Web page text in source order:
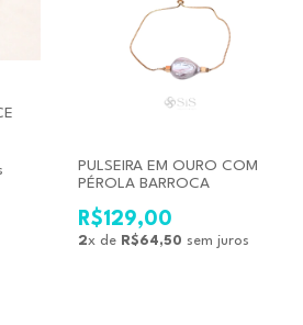
PULSEIRA EM OURO COM
PÉROLA BARROCA
R$129,00
2x de R$64,50 sem juros